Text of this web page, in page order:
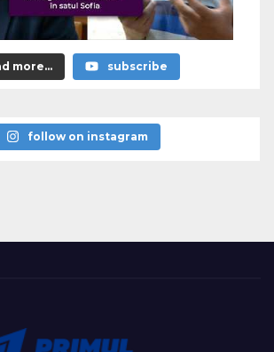
more... subscribe
follow on instagram